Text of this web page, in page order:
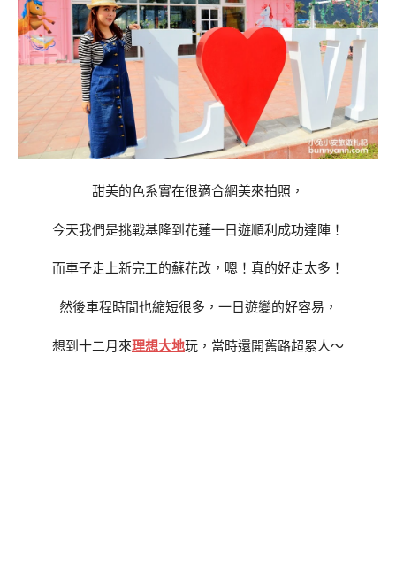
甜美的色系實在很適合網美來拍照，
今天我們是挑戰基隆到花蓮一日遊順利成功達陣！
而車子走上新完工的蘇花改，嗯！真的好走太多！
然後車程時間也縮短很多，一日遊變的好容易，
想到十二月來理想大地玩，當時還開舊路超累人～